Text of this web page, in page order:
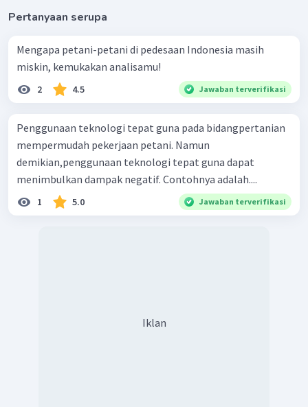
Pertanyaan serupa
Mengapa petani-petani di pedesaan Indonesia masih
miskin, kemukakan analisamu!
2 4.5 Jawaban terverifikasi
Penggunaan teknologi tepat guna pada bidangpertanian
mempermudah pekerjaan petani. Namun
demikian,penggunaan teknologi tepat guna dapat
menimbulkan dampak negatif. Contohnya adalah....
1 5.0 Jawaban terverifikasi
Iklan